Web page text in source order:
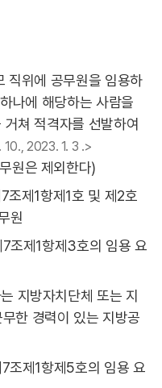
직위에 공무원을 임용하
나에 해당하는 사람을
쳐 적격자를 선발하여
10., 2023. 1. 3 .>
원은 제외한다)
7조제1항제1호 및 제2호
원
7조제1항제3호의 임용 요
지방자치단체 또는 지
한 경력이 있는 지방공
7조제1항제5호의 임용 요